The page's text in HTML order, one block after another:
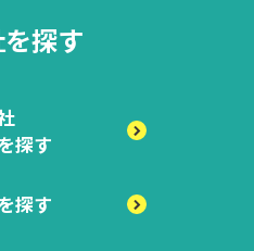
探す
探す
探す